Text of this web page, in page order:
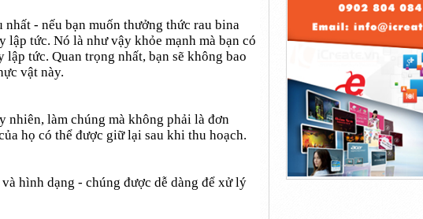
- nếu bạn muốn thưởng thức rau bina
tức. Nó là như vậy khỏe mạnh mà bạn có
tức. Quan trọng nhất, bạn sẽ không bao
vật này.
làm chúng mà không phải là đơn
họ có thể được giữ lại sau khi thu hoạch.
hình dạng - chúng được dễ dàng để xử lý